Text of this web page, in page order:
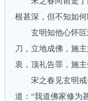
根甚深，但不知如
玄明知他心怀叵
刀，立地成佛，施
衷，顶礼告罪，施
宋之春见玄明戒
道：“我道佛家修为